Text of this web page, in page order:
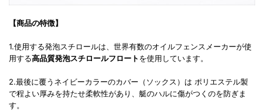
【商品の特徴】
1.使用する発泡スチロールは、世界有数のオイルフェンスメーカーが使
用する高品質発泡スチロールフロートを使用しています。
2.最後に覆うネイビーカラーのカバー（ソックス）は ポリエステル製
で程よい厚みを持たせ柔軟性があり、艇のハルに傷がつくのを防ぎま
す。